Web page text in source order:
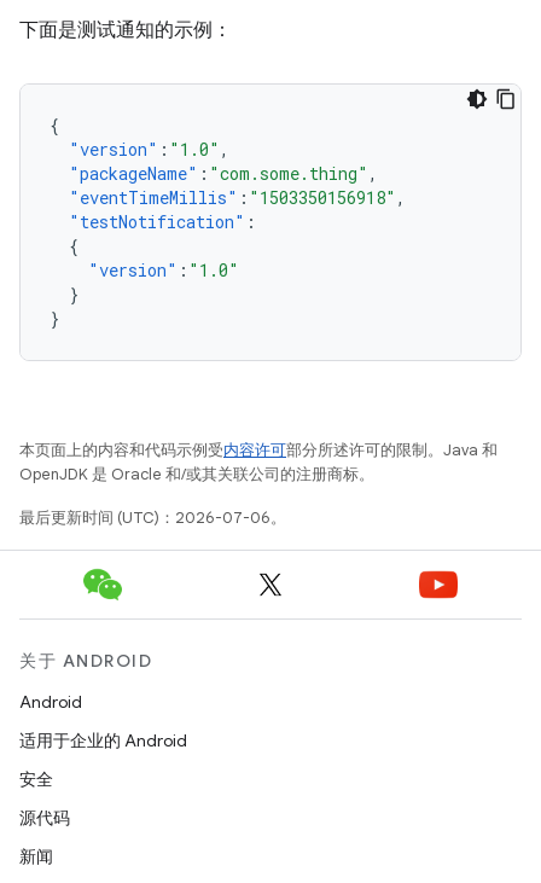
下面是测试通知的示例：
{
"version" : "1.0" ,
"packageName" : "com.some.thing" ,
"eventTimeMillis" : "1503350156918" ,
"testNotification" :
{
"version" : "1.0"
}
}
本页面上的内容和代码示例受内容许可部分所述许可的限制。Java 和
OpenJDK 是 Oracle 和/或其关联公司的注册商标。
最后更新时间 (UTC)：2026-07-06。
关于 ANDROID
Android
适用于企业的 Android
安全
源代码
新闻